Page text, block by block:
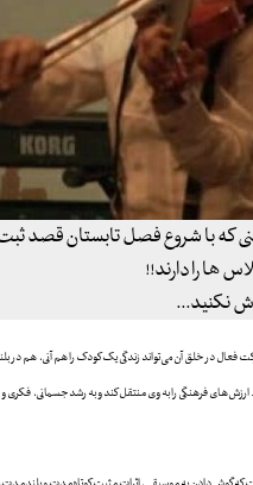
که با شروع فصل تابستان قصد
ها را دارند!!
نکنید...
فعال در خلق آن می‌تواند زندگی یک کودک را هم آنی، هم در
ارزش‌های فرهنگی را به وی منتقل کند و به رشد جسمانی، فکری